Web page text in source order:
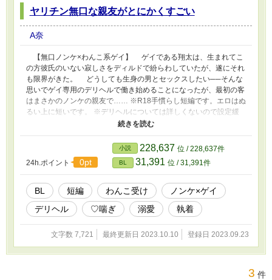
ヤリチン無口な親友がとにかくすごい
A奈
【無口ノンケ×わんこ系ゲイ】 ゲイである翔太は、生まれてこ
の方彼氏のいない寂しさをディルドで紛らわしていたが、遂にそれ
も限界がきた。 どうしても生身の男とセックスしたい──そんな
思いでゲイ専用のデリヘルで働き始めることになったが、最初の客
はまさかのノンケの親友で…… ※R18手慣らし短編です。エロはぬ
るい上に短いです。 ※デリヘルについては詳しくないので設定緩
めです。 ※受けが関西弁ですが、作者は関東出身なので間違いが
24h.ポイント 0pt
小説 228,637 位 / 228,637件
BL 31,391 位 / 31,391件
BL 短編 わんこ受け
ノンケ×ゲイ
デリヘル
♡喘ぎ 溺愛 執着
文字数 7,721 最終更新日 2023.10.10 登録日 2023.09.23
3 件